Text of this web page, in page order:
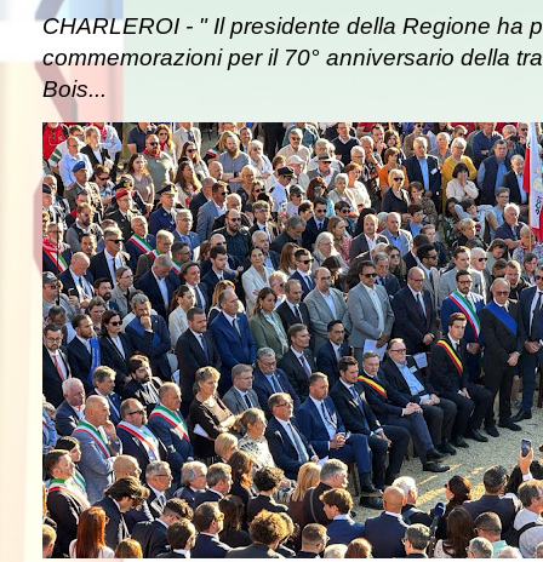
CHARLEROI - " Il presidente della Regione ha
commemorazioni per il 70° anniversario della
Bois...